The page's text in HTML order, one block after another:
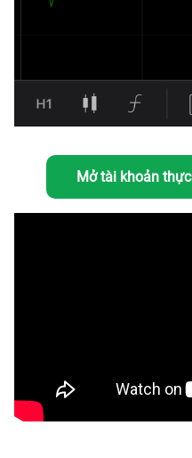
Mở tài khoản thực